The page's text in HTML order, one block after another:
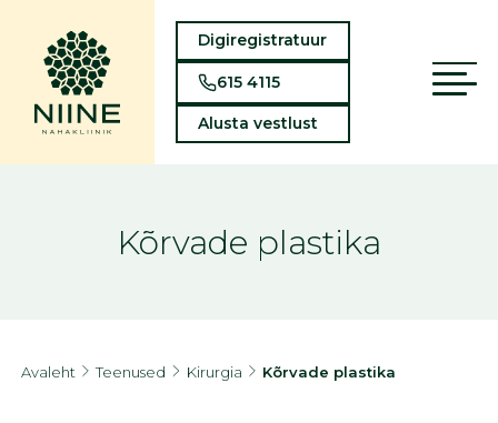
Digiregistratuur
615 4115
Alusta vestlust
Kõrvade plastika
Avaleht Teenused Kirurgia Kõrvade plastika